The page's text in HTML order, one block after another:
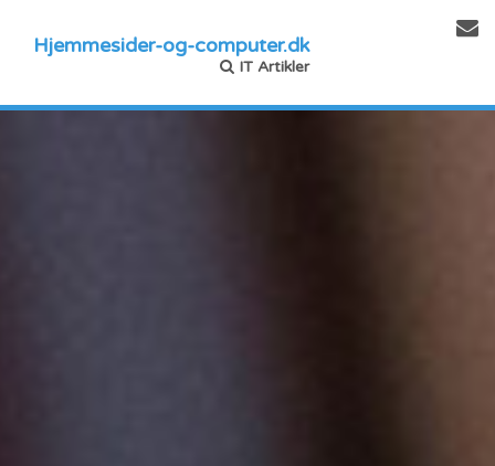
Hjemmesider-og-computer.dk
IT Artikler